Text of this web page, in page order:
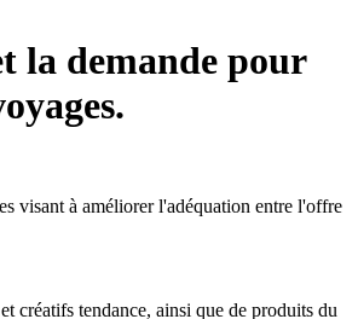
la demande pour
visant à améliorer l'adéquation entre l'offre
créatifs tendance, ainsi que de produits du